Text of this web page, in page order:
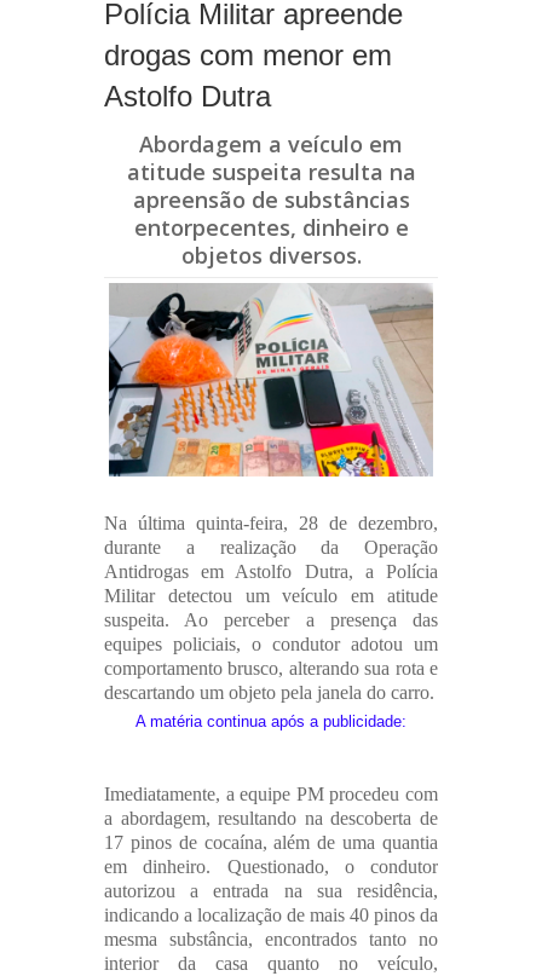
Polícia Militar apreende
drogas com menor em
Astolfo Dutra
Abordagem a veículo em
atitude suspeita resulta na
apreensão de substâncias
entorpecentes, dinheiro e
objetos diversos.
Na última quinta-feira, 28 de dezembro,
durante a realização da Operação
Antidrogas em Astolfo Dutra, a Polícia
Militar detectou um veículo em atitude
suspeita. Ao perceber a presença das
equipes policiais, o condutor adotou um
comportamento brusco, alterando sua rota e
descartando um objeto pela janela do carro.
A matéria continua após a publicidade:
Imediatamente, a equipe PM procedeu com
a abordagem, resultando na descoberta de
17 pinos de cocaína, além de uma quantia
em dinheiro. Questionado, o condutor
autorizou a entrada na sua residência,
indicando a localização de mais 40 pinos da
mesma substância, encontrados tanto no
interior da casa quanto no veículo,